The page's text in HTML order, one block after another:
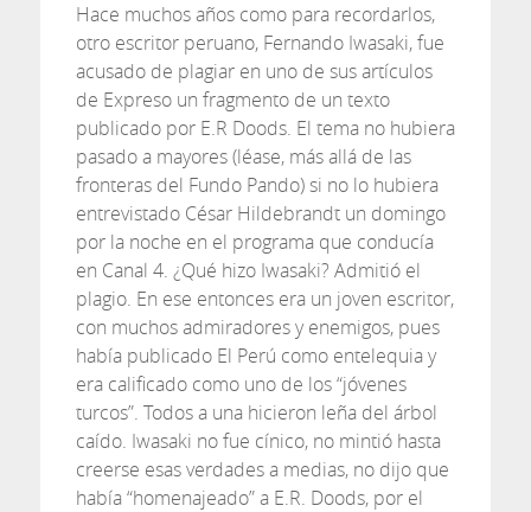
Hace muchos años como para recordarlos,
otro escritor peruano, Fernando Iwasaki, fue
acusado de plagiar en uno de sus artículos
de Expreso un fragmento de un texto
publicado por E.R Doods. El tema no hubiera
pasado a mayores (léase, más allá de las
fronteras del Fundo Pando) si no lo hubiera
entrevistado César Hildebrandt un domingo
por la noche en el programa que conducía
en Canal 4. ¿Qué hizo Iwasaki? Admitió el
plagio. En ese entonces era un joven escritor,
con muchos admiradores y enemigos, pues
había publicado El Perú como entelequia y
era calificado como uno de los “jóvenes
turcos”. Todos a una hicieron leña del árbol
caído. Iwasaki no fue cínico, no mintió hasta
creerse esas verdades a medias, no dijo que
había “homenajeado” a E.R. Doods, por el